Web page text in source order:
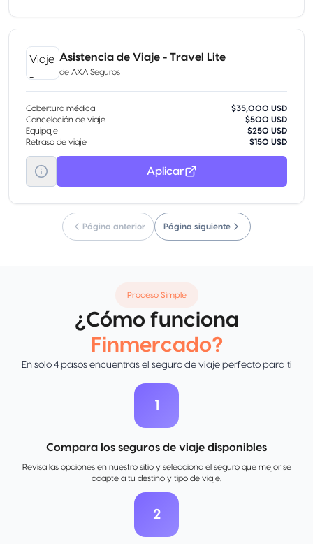
Asistencia de Viaje - Travel Lite
de AXA Seguros
Cobertura médica
$35,000 USD
Cancelación de viaje
$500 USD
Equipaje
$250 USD
Retraso de viaje
$150 USD
Aplicar
Página anterior Página siguiente
Proceso Simple
¿Cómo funciona
Finmercado?
En solo 4 pasos encuentras el seguro de viaje perfecto para ti
1
Compara los seguros de viaje disponibles
Revisa las opciones en nuestro sitio y selecciona el seguro que mejor se
adapte a tu destino y tipo de viaje.
2